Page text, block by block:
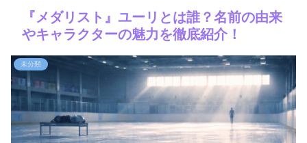
『メダリスト』ユーリとは誰？名前の由来
やキャラクターの魅力を徹底紹介！
未分類